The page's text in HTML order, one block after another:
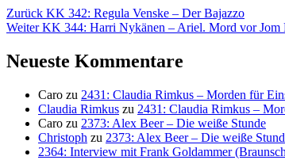
Beitragsnavigation
Zurück Vorheriger
Beitrag:
KK 342: Regula Venske – Der Bajazzo
Weiter Nächster
KK 344: Harri Nykänen – Ariel. Mord vor Jom
Neueste Kommentare
Caro zu 2431: Claudia Rimkus – Morden für
Claudia Rimkus zu 2431: Claudia Rimkus –
Caro zu 2373: Alex Beer – Die weiße Stunde
Christoph zu 2373: Alex Beer – Die weiße
2364: Interview mit Frank Goldammer